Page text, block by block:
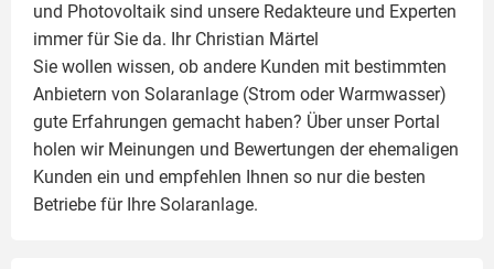
und Photovoltaik sind unsere Redakteure und Experten
immer für Sie da. Ihr Christian Märtel
Sie wollen wissen, ob andere Kunden mit bestimmten
Anbietern von Solaranlage (Strom oder Warmwasser)
gute Erfahrungen gemacht haben? Über unser Portal
holen wir Meinungen und Bewertungen der ehemaligen
Kunden ein und empfehlen Ihnen so nur die besten
Betriebe für Ihre Solaranlage.